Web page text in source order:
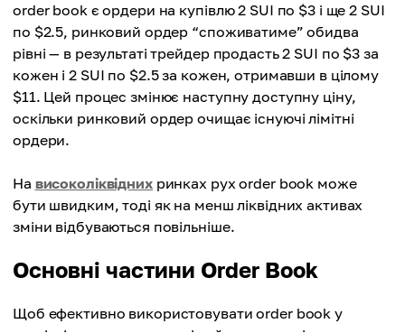
order book є ордери на купівлю 2 SUI по $3 і ще 2 SUI
по $2.5, ринковий ордер “споживатиме” обидва
рівні — в результаті трейдер продасть 2 SUI по $3 за
кожен і 2 SUI по $2.5 за кожен, отримавши в цілому
$11. Цей процес змінює наступну доступну ціну,
оскільки ринковий ордер очищає існуючі лімітні
ордери.
На високоліквіднихринках рух order book може
бути швидким, тоді як на менш ліквідних активах
зміни відбуваються повільніше.
Основні частини Order Book
Щоб ефективно використовувати order book у